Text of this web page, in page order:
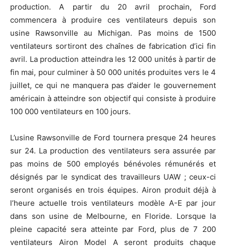
production. A partir du 20 avril prochain, Ford
commencera à produire ces ventilateurs depuis son
usine Rawsonville au Michigan. Pas moins de 1500
ventilateurs sortiront des chaînes de fabrication d’ici fin
avril. La production atteindra les 12 000 unités à partir de
fin mai, pour culminer à 50 000 unités produites vers le 4
juillet, ce qui ne manquera pas d’aider le gouvernement
américain à atteindre son objectif qui consiste à produire
100 000 ventilateurs en 100 jours.
L’usine Rawsonville de Ford tournera presque 24 heures
sur 24. La production des ventilateurs sera assurée par
pas moins de 500 employés bénévoles rémunérés et
désignés par le syndicat des travailleurs UAW ; ceux-ci
seront organisés en trois équipes. Airon produit déjà à
l’heure actuelle trois ventilateurs modèle A-E par jour
dans son usine de Melbourne, en Floride. Lorsque la
pleine capacité sera atteinte par Ford, plus de 7 200
ventilateurs Airon Model A seront produits chaque